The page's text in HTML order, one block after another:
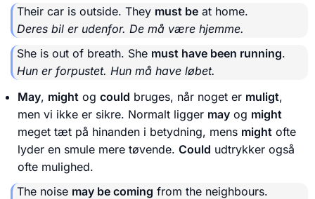
Their car is outside. They must be at home.
Deres bil er udenfor. De må være hjemme.
She is out of breath. She must have been running.
Hun er forpustet. Hun må have løbet.
May, might og could bruges, når noget er muligt,
men vi ikke er sikre. Normalt ligger may og might
meget tæt på hinanden i betydning, mens might ofte
lyder en smule mere tøvende. Could udtrykker også
ofte mulighed.
The noise may be coming from the neighbours.